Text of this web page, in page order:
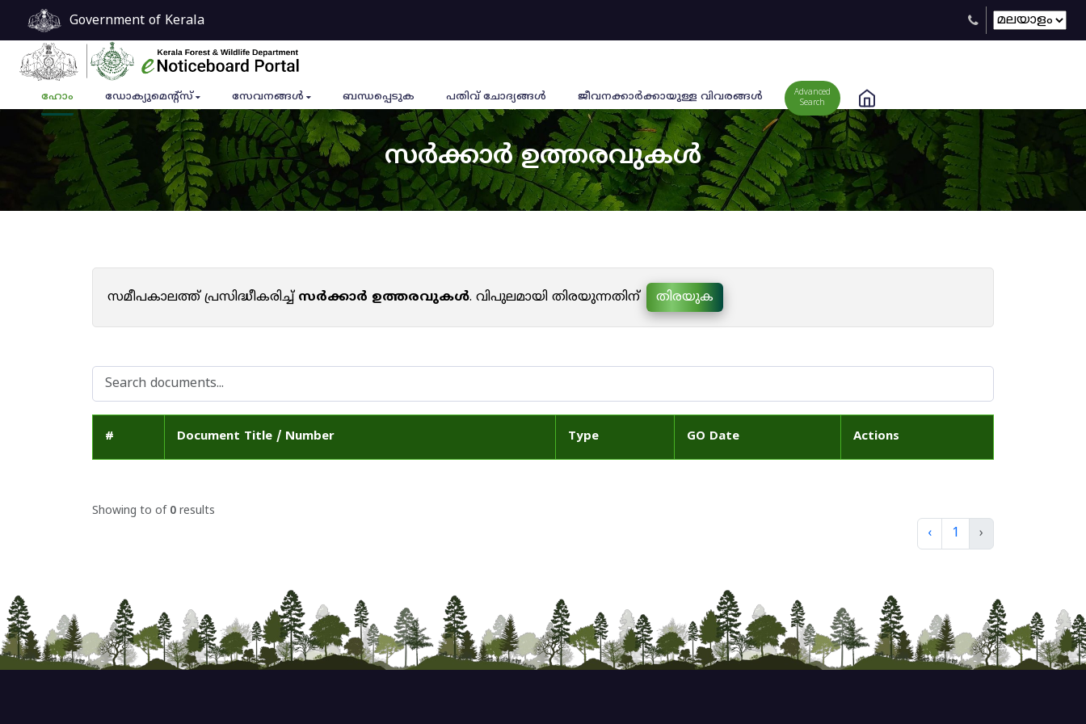
Government of Kerala
ഹോം ഡോക്യുമെൻ്റ്സ് സേവനങ്ങൾ ബന്ധപ്പെടുക പതിവ് ചോദ്യങ്ങൾ ജീവനക്കാര്‍ക്കായുള്ള വിവരങ്ങള്‍
Advanced
Search
സർക്കാർ ഉത്തരവുകൾ
സമീപകാലത്ത് പ്രസിദ്ധീകരിച്ച്സർക്കാർ ഉത്തരവുകൾ. വിപുലമായി തിരയുന്നതിന് തിരയുക
# Document Title / Number Type GO Date Actions
Showing to of 0 results
‹ 1 ›